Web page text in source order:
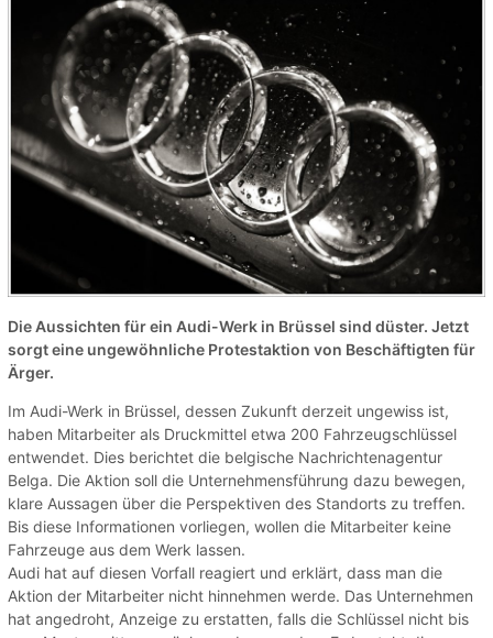
Die Aussichten für ein Audi-Werk in Brüssel sind düster. Jetzt
sorgt eine ungewöhnliche Protestaktion von Beschäftigten für
Ärger.
Im Audi-Werk in Brüssel, dessen Zukunft derzeit ungewiss ist,
haben Mitarbeiter als Druckmittel etwa 200 Fahrzeugschlüssel
entwendet. Dies berichtet die belgische Nachrichtenagentur
Belga. Die Aktion soll die Unternehmensführung dazu bewegen,
klare Aussagen über die Perspektiven des Standorts zu treffen.
Bis diese Informationen vorliegen, wollen die Mitarbeiter keine
Fahrzeuge aus dem Werk lassen.
Audi hat auf diesen Vorfall reagiert und erklärt, dass man die
Aktion der Mitarbeiter nicht hinnehmen werde. Das Unternehmen
hat angedroht, Anzeige zu erstatten, falls die Schlüssel nicht bis